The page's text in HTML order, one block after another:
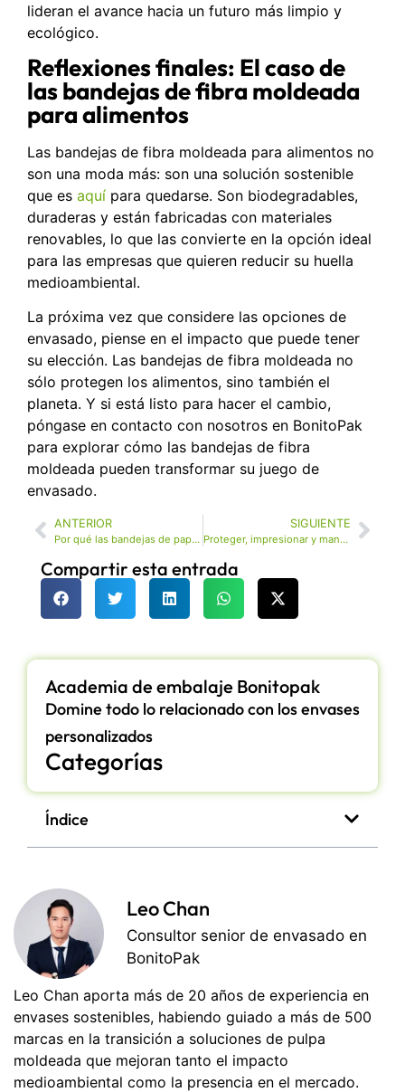
lideran el avance hacia un futuro más limpio y
ecológico.
Reflexiones finales: El caso de
las bandejas de fibra moldeada
para alimentos
Las bandejas de fibra moldeada para alimentos no
son una moda más: son una solución sostenible
que es aquí para quedarse. Son biodegradables,
duraderas y están fabricadas con materiales
renovables, lo que las convierte en la opción ideal
para las empresas que quieren reducir su huella
medioambiental.
La próxima vez que considere las opciones de
envasado, piense en el impacto que puede tener
su elección. Las bandejas de fibra moldeada no
sólo protegen los alimentos, sino también el
planeta. Y si está listo para hacer el cambio,
póngase en contacto con nosotros en BonitoPak
para explorar cómo las bandejas de fibra
moldeada pueden transformar su juego de
envasado.
ANTERIOR
Por qué las bandejas de papel para huevos son perfectas para un futuro más ecológico
SIGUIENTE
Proteger, impresionar y mantener: Soluciones de BonitoPak para el envasado de vinos
Compartir esta entrada
Academia de embalaje Bonitopak
Domine todo lo relacionado con los envases
personalizados
Categorías
Índice
Leo Chan
Consultor senior de envasado en
BonitoPak
Leo Chan aporta más de 20 años de experiencia en
envases sostenibles, habiendo guiado a más de 500
marcas en la transición a soluciones de pulpa
moldeada que mejoran tanto el impacto
medioambiental como la presencia en el mercado.